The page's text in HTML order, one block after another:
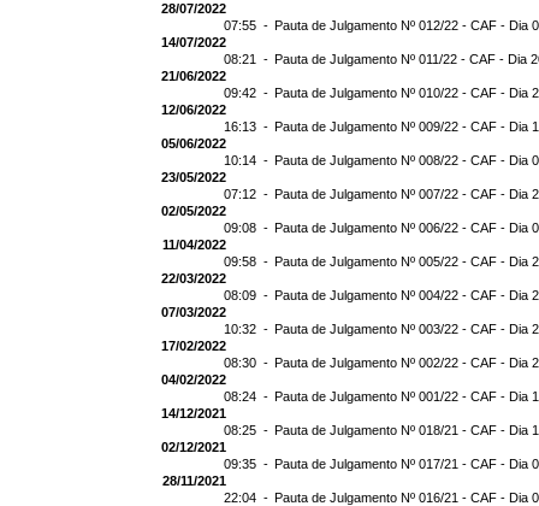
28/07/2022
07:55 - Pauta de Julgamento Nº 012/22 - CAF - Dia
14/07/2022
08:21 - Pauta de Julgamento Nº 011/22 - CAF - Dia
21/06/2022
09:42 - Pauta de Julgamento Nº 010/22 - CAF - Dia
12/06/2022
16:13 - Pauta de Julgamento Nº 009/22 - CAF - Dia
05/06/2022
10:14 - Pauta de Julgamento Nº 008/22 - CAF - Dia
23/05/2022
07:12 - Pauta de Julgamento Nº 007/22 - CAF - Dia
02/05/2022
09:08 - Pauta de Julgamento Nº 006/22 - CAF - Dia
11/04/2022
09:58 - Pauta de Julgamento Nº 005/22 - CAF - Dia
22/03/2022
08:09 - Pauta de Julgamento Nº 004/22 - CAF - Dia
07/03/2022
10:32 - Pauta de Julgamento Nº 003/22 - CAF - Dia
17/02/2022
08:30 - Pauta de Julgamento Nº 002/22 - CAF - Dia
04/02/2022
08:24 - Pauta de Julgamento Nº 001/22 - CAF - Dia
14/12/2021
08:25 - Pauta de Julgamento Nº 018/21 - CAF - Dia
02/12/2021
09:35 - Pauta de Julgamento Nº 017/21 - CAF - Dia
28/11/2021
22:04 - Pauta de Julgamento Nº 016/21 - CAF - Dia